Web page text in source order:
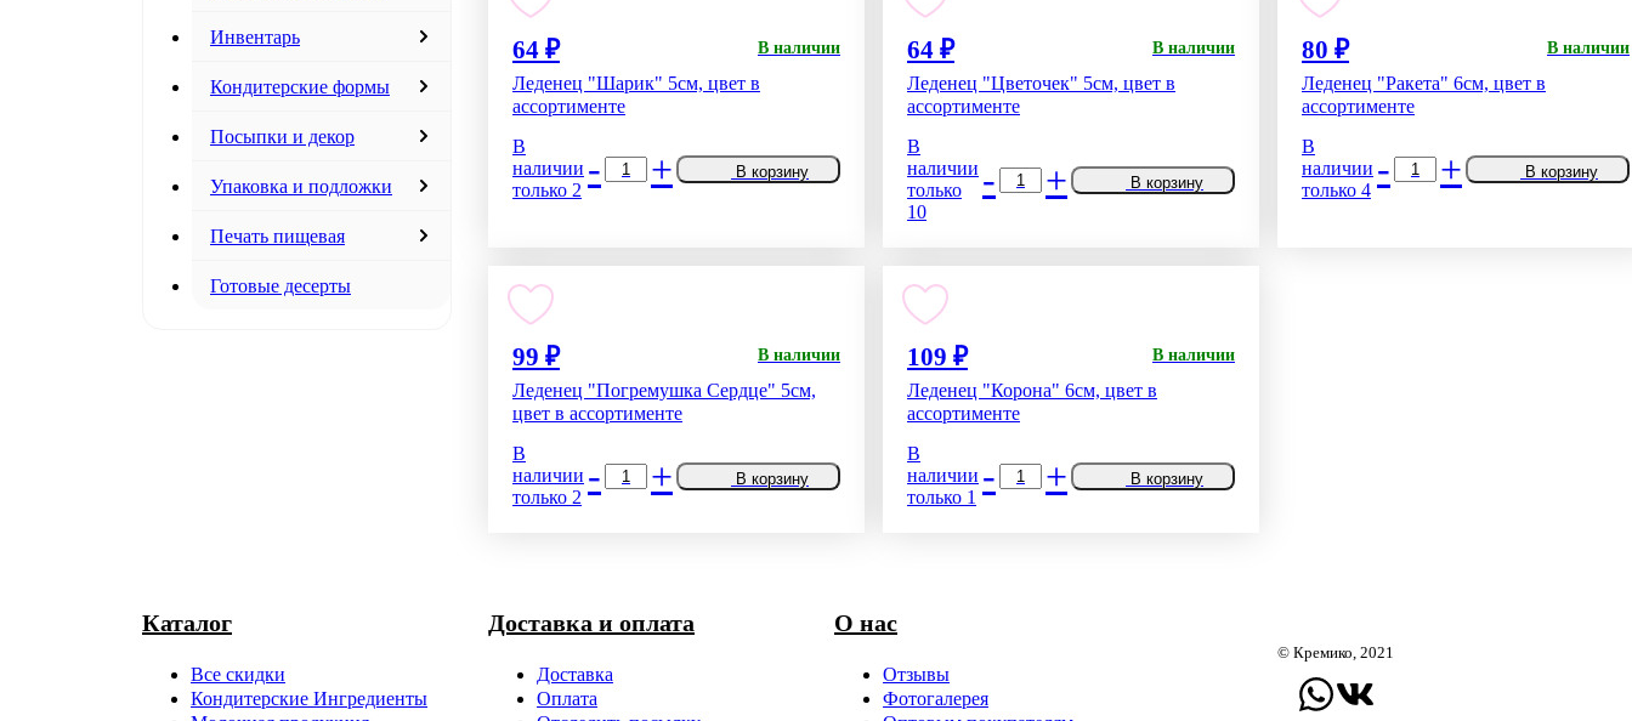
Инвентарь
Кондитерские формы
Посыпки и декор
Упаковка и подложки
Печать пищевая
Готовые десерты
64 ₽ В наличии
Леденец "Шарик" 5см, цвет в
ассортименте
В
наличии
только 2 - + В корзину
64 ₽ В наличии
Леденец "Цветочек" 5см, цвет в
ассортименте
В
наличии
только
10
- + В корзину
80 ₽ В наличии
Леденец "Ракета" 6см, цвет в
ассортименте
В
наличии
только 4 - + В корзину
99 ₽ В наличии
Леденец "Погремушка Сердце" 5см,
цвет в ассортименте
В
наличии
только 2 - + В корзину
109 ₽ В наличии
Леденец "Корона" 6см, цвет в
ассортименте
В
наличии
только 1 - + В корзину
Каталог
Все скидки
Кондитерские Ингредиенты
Доставка и оплата
Доставка
Оплата
О нас
Отзывы
Фотогалерея
© Кремико, 2021